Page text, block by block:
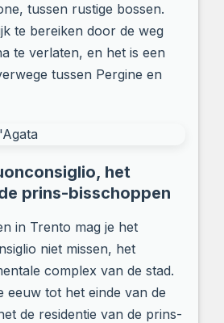
tussen rustige bossen.
te bereiken door de weg
te verlaten, en het is een
tussen Pergine en
het
prins-bisschoppen
in Trento mag je het
niet missen, het
complex van de stad.
eeuw tot het einde van de
de residentie van de prins-